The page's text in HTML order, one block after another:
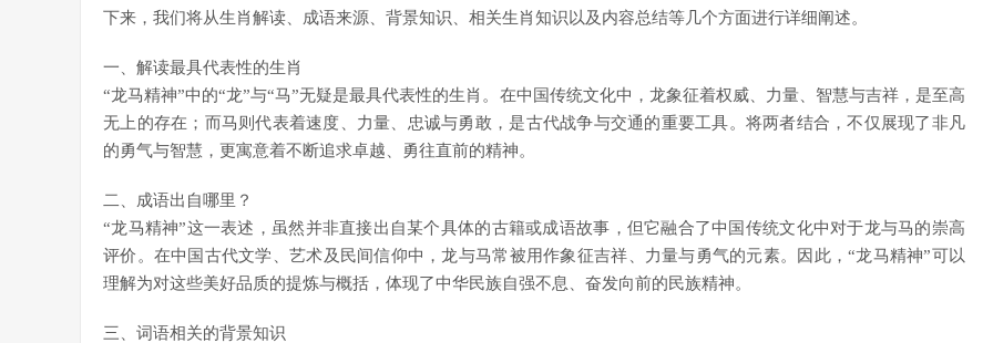
下来，我们将从生肖解读、成语来源、背景知识、相关生肖知识以及内容总结等几个方面进行详细阐述。
一、解读最具代表性的生肖
“龙马精神”中的“龙”与“马”无疑是最具代表性的生肖。在中国传统文化中，龙象征着权威、力量、智慧与吉祥，是至高
无上的存在；而马则代表着速度、力量、忠诚与勇敢，是古代战争与交通的重要工具。将两者结合，不仅展现了非凡
的勇气与智慧，更寓意着不断追求卓越、勇往直前的精神。
二、成语出自哪里？
“龙马精神”这一表述，虽然并非直接出自某个具体的古籍或成语故事，但它融合了中国传统文化中对于龙与马的崇高
评价。在中国古代文学、艺术及民间信仰中，龙与马常被用作象征吉祥、力量与勇气的元素。因此，“龙马精神”可以
理解为对这些美好品质的提炼与概括，体现了中华民族自强不息、奋发向前的民族精神。
三、词语相关的背景知识